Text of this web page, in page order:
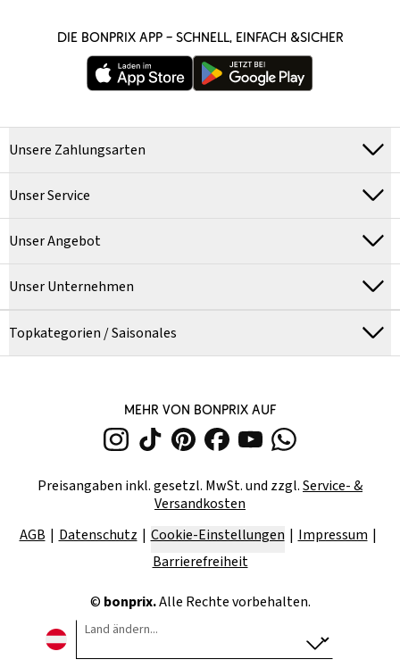
DIE BONPRIX APP – SCHNELL, EINFACH &SICHER
Unsere Zahlungsarten
Unser Service
Unser Angebot
Unser Unternehmen
Topkategorien / Saisonales
MEHR VON BONPRIX AUF
Preisangaben inkl. gesetzl. MwSt. und zzgl.Service- &
Versandkosten
AGB
Datenschutz Cookie-Einstellungen
Impressum
Barrierefreiheit
© bonprix.Alle Rechte vorbehalten.
Land ändern...